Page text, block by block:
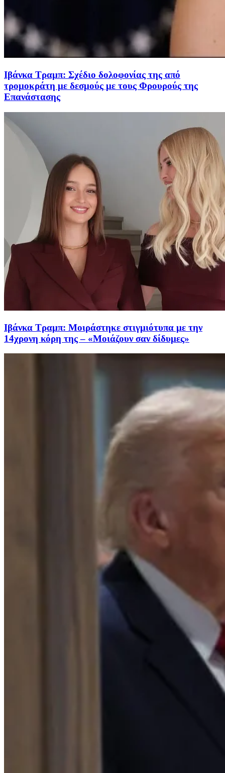
Ιβάνκα Τραμπ: Σχέδιο δολοφονίας της από
τρομοκράτη με δεσμούς με τους Φρουρούς της
Επανάστασης
Ιβάνκα Τραμπ: Μοιράστηκε στιγμιότυπα με την
14χρονη κόρη της – «Μοιάζουν σαν δίδυμες»